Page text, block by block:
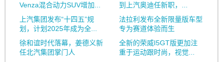
Venza混合动力SUV增加...
到上汽奥迪任新职，...
上汽集团发布“十四五”规
划，计划2025年成为全...
法拉利发布全新限量版车型
专为赛道体验而生
徐和谊时代落幕，姜德义新
任北汽集团掌门人
全新的荣威I5GT版更加注
重于运动跟时尚，视觉...